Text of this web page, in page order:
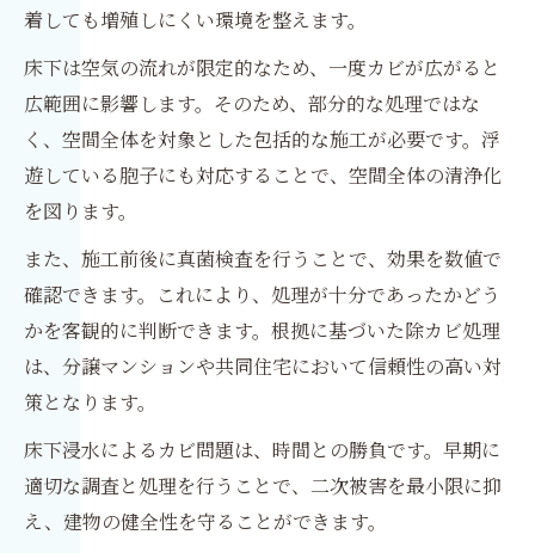
着しても増殖しにくい環境を整えます。
床下は空気の流れが限定的なため、一度カビが広がると
広範囲に影響します。そのため、部分的な処理ではな
く、空間全体を対象とした包括的な施工が必要です。浮
遊している胞子にも対応することで、空間全体の清浄化
を図ります。
また、施工前後に真菌検査を行うことで、効果を数値で
確認できます。これにより、処理が十分であったかどう
かを客観的に判断できます。根拠に基づいた除カビ処理
は、分譲マンションや共同住宅において信頼性の高い対
策となります。
床下浸水によるカビ問題は、時間との勝負です。早期に
適切な調査と処理を行うことで、二次被害を最小限に抑
え、建物の健全性を守ることができます。